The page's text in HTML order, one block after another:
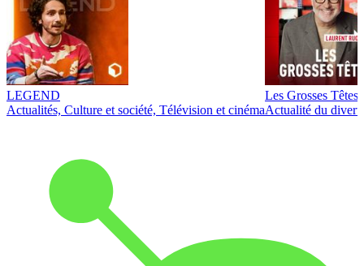
LEGEND
Actualités, Culture et société, Télévision et cinéma
Les Grosses Têtes
Actualité du